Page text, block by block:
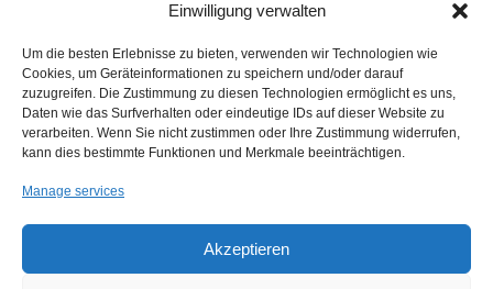
Einwilligung verwalten
Um die besten Erlebnisse zu bieten, verwenden wir Technologien wie
Cookies, um Geräteinformationen zu speichern und/oder darauf
zuzugreifen. Die Zustimmung zu diesen Technologien ermöglicht es uns,
Daten wie das Surfverhalten oder eindeutige IDs auf dieser Website zu
verarbeiten. Wenn Sie nicht zustimmen oder Ihre Zustimmung widerrufen,
kann dies bestimmte Funktionen und Merkmale beeinträchtigen.
Manage services
Akzeptieren
Ich habe dieDatenschutz-Bestimmungenvon OsaBus
Ein Angebot einholen